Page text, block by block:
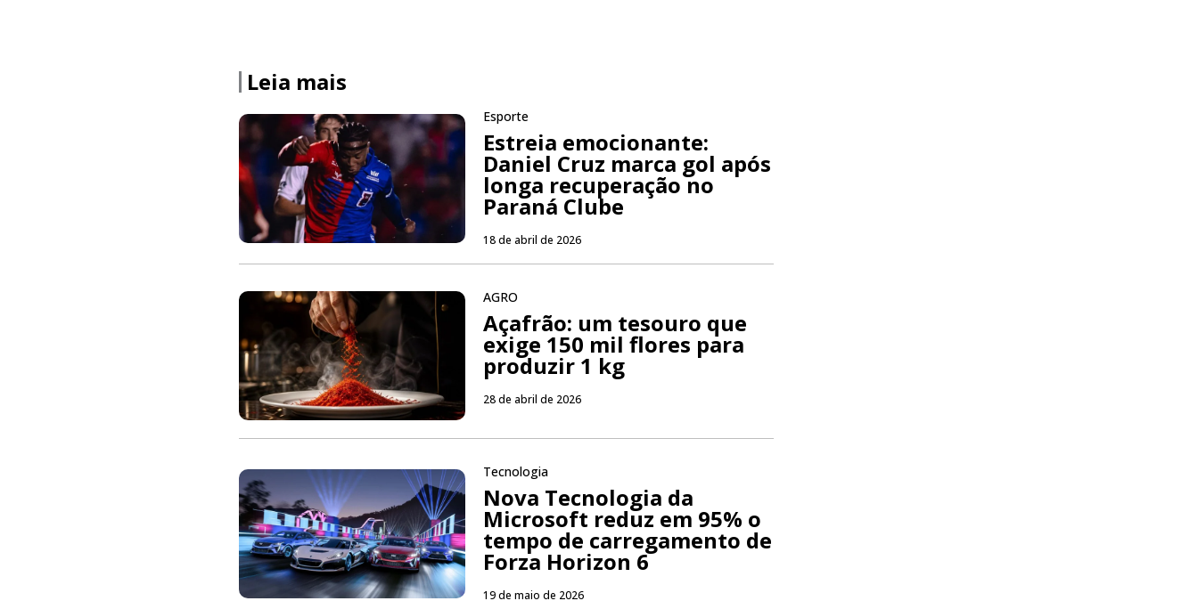
Leia mais
Esporte
Estreia emocionante:
Daniel Cruz marca gol após
longa recuperação no
Paraná Clube
18 de abril de 2026
AGRO
Açafrão: um tesouro que
exige 150 mil flores para
produzir 1 kg
28 de abril de 2026
Tecnologia
Nova Tecnologia da
Microsoft reduz em 95% o
tempo de carregamento de
Forza Horizon 6
19 de maio de 2026